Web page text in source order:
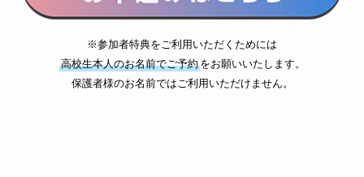
※参加者特典をご利用いただくためには
高校生本人のお名前でご予約をお願いいたします。
保護者様のお名前ではご利用いただけません。